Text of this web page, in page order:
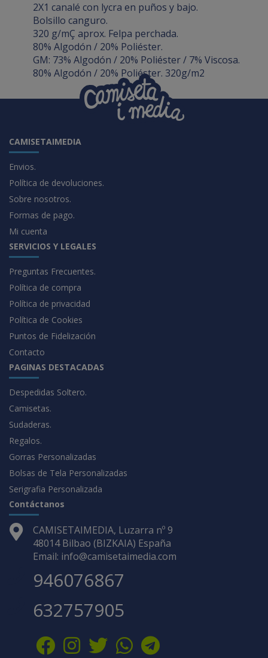
2X1 canalé con lycra en puños y bajo.
Bolsillo canguro.
320 g/mÇ aprox. Felpa perchada.
80% Algodón / 20% Poliéster.
GM: 73% Algodón / 20% Poliéster / 7% Viscosa.
80% Algodón / 20% Poliéster. 320g/m2
CAMISETAIMEDIA
Envios.
Política de devoluciones.
Sobre nosotros.
Formas de pago.
Mi cuenta
SERVICIOS Y LEGALES
Preguntas Frecuentes.
Política de compra
Política de privacidad
Política de Cookies
Puntos de Fidelización
Contacto
PAGINAS DESTACADAS
Despedidas Soltero.
Camisetas.
Sudaderas.
Regalos.
Gorras Personalizadas
Bolsas de Tela Personalizadas
Serigrafia Personalizada
Contáctanos
CAMISETAIMEDIA, Luzarra nº 9
48014 Bilbao (BIZKAIA) España
Email: info@camisetaimedia.com
946076867
632757905